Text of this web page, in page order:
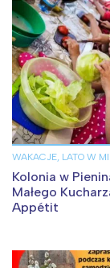
WAKACJE, LATO W
Kolonia w
Małego
Appétit